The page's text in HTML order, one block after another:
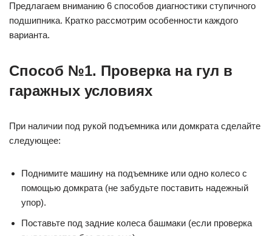
Предлагаем вниманию 6 способов диагностики ступичного
подшипника. Кратко рассмотрим особенности каждого
варианта.
Способ №1. Проверка на гул в
гаражных условиях
При наличии под рукой подъемника или домкрата сделайте
следующее:
Поднимите машину на подъемнике или одно колесо с
помощью домкрата (не забудьте поставить надежный
упор).
Поставьте под задние колеса башмаки (если проверка